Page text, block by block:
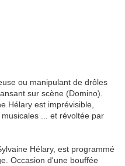
ou manipulant de drôles
sur scène (Domino).
Hélary est imprévisible,
... et révoltée par
Hélary, est programmé
Occasion d'une bouffée